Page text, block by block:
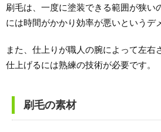
刷毛は、一度に塗装できる範囲が狭い
には時間がかかり効率が悪いというデ
また、仕上りが職人の腕によって左右
仕上げるには熟練の技術が必要です。
刷毛の素材